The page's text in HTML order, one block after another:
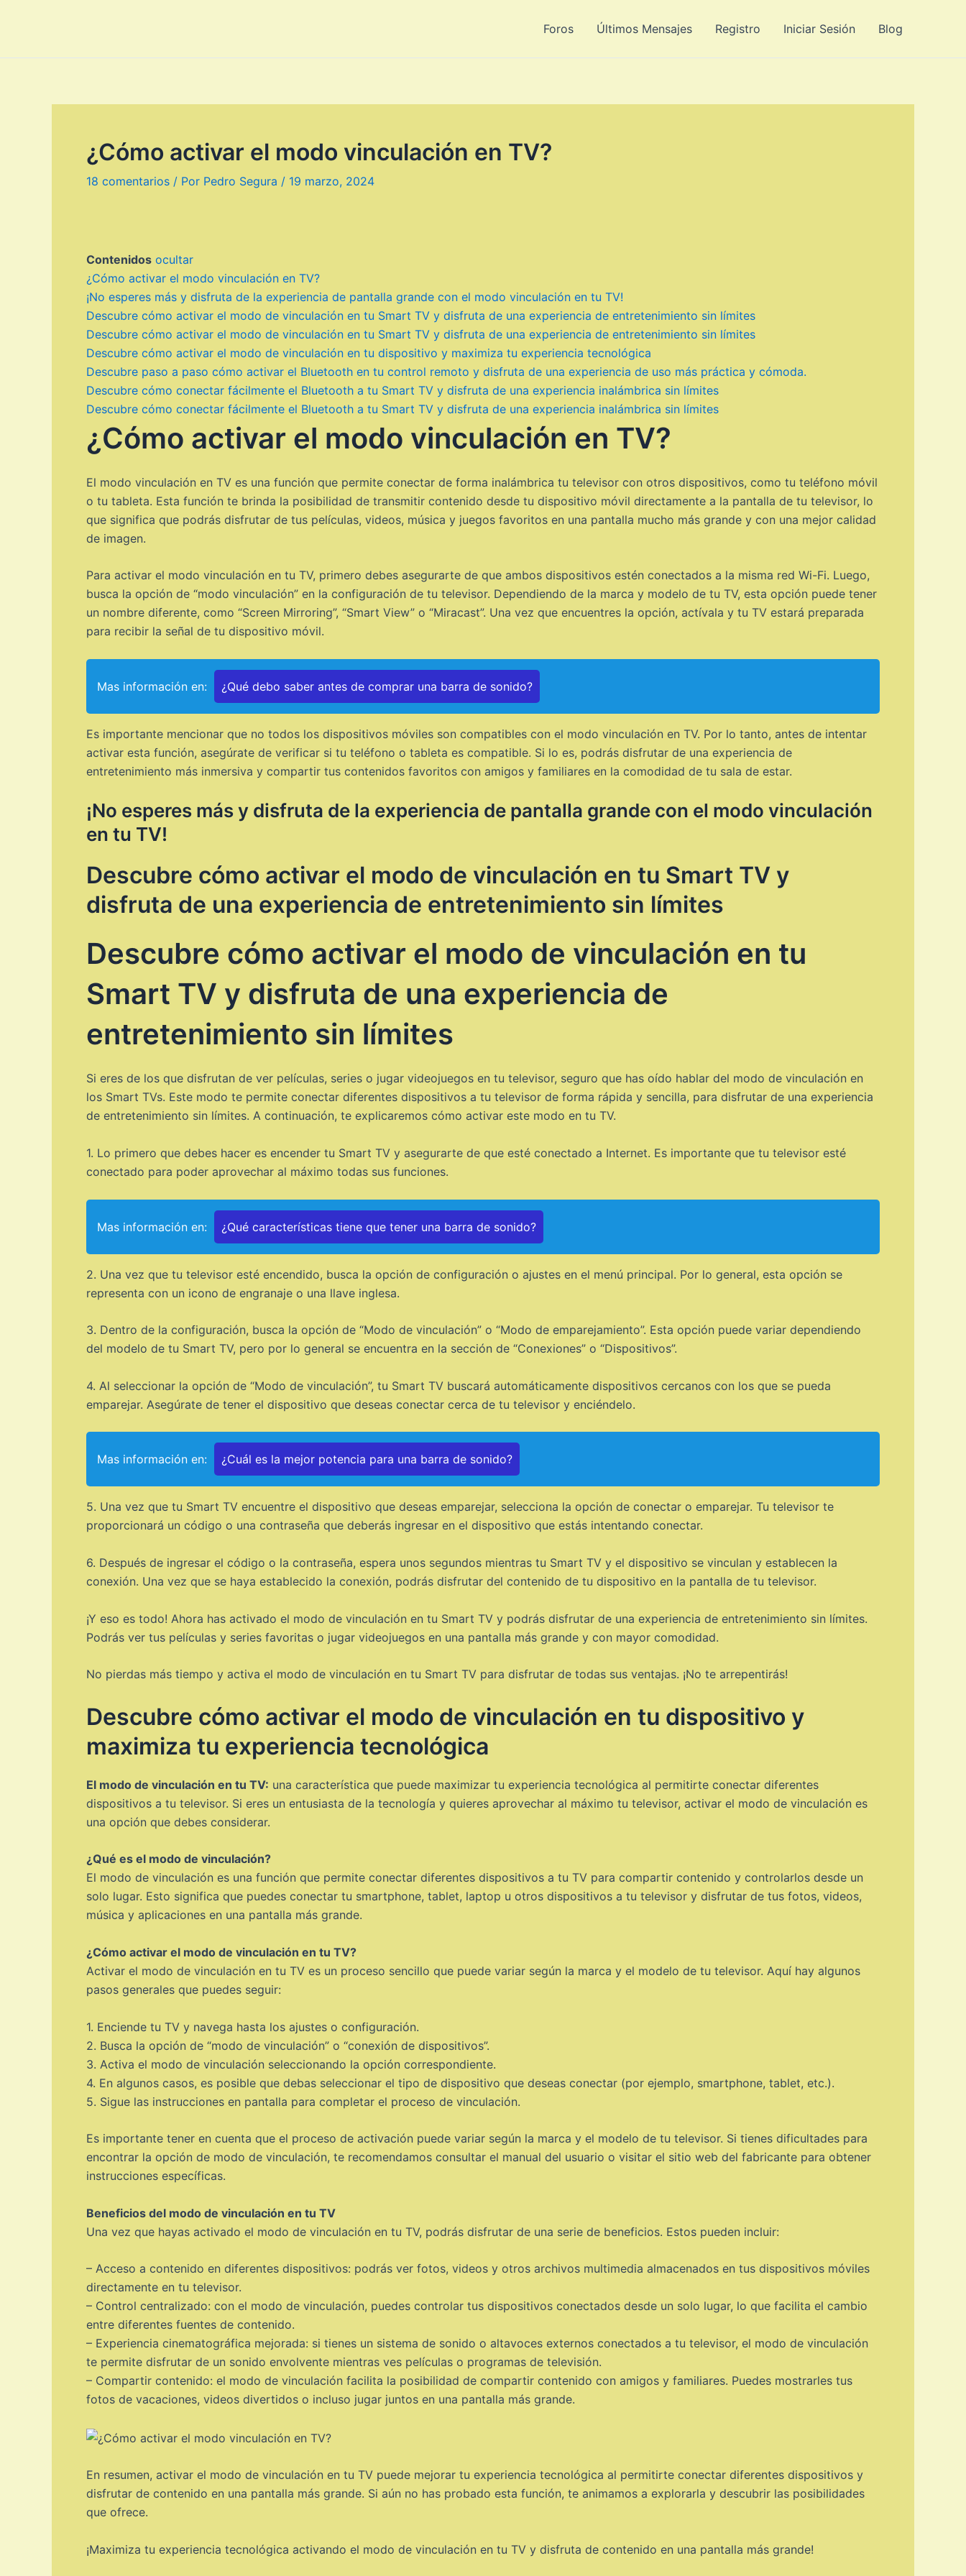
Foros Últimos Mensajes Registro Iniciar Sesión Blog
¿Cómo activar el modo vinculación en TV?
18 comentarios / Por Pedro Segura / 19 marzo, 2024
Contenidos ocultar
¿Cómo activar el modo vinculación en TV?
¡No esperes más y disfruta de la experiencia de pantalla grande con el modo vinculación en tu TV!
Descubre cómo activar el modo de vinculación en tu Smart TV y disfruta de una experiencia de entretenimiento sin límites
Descubre cómo activar el modo de vinculación en tu Smart TV y disfruta de una experiencia de entretenimiento sin límites
Descubre cómo activar el modo de vinculación en tu dispositivo y maximiza tu experiencia tecnológica
Descubre paso a paso cómo activar el Bluetooth en tu control remoto y disfruta de una experiencia de uso más práctica y cómoda.
Descubre cómo conectar fácilmente el Bluetooth a tu Smart TV y disfruta de una experiencia inalámbrica sin límites
Descubre cómo conectar fácilmente el Bluetooth a tu Smart TV y disfruta de una experiencia inalámbrica sin límites
¿Cómo activar el modo vinculación en TV?
El modo vinculación en TV es una función que permite conectar de forma inalámbrica tu televisor con otros dispositivos, como tu teléfono móvil
o tu tableta. Esta función te brinda la posibilidad de transmitir contenido desde tu dispositivo móvil directamente a la pantalla de tu televisor, lo
que significa que podrás disfrutar de tus películas, videos, música y juegos favoritos en una pantalla mucho más grande y con una mejor calidad
de imagen.
Para activar el modo vinculación en tu TV, primero debes asegurarte de que ambos dispositivos estén conectados a la misma red Wi-Fi. Luego,
busca la opción de “modo vinculación” en la configuración de tu televisor. Dependiendo de la marca y modelo de tu TV, esta opción puede tener
un nombre diferente, como “Screen Mirroring”, “Smart View” o “Miracast”. Una vez que encuentres la opción, actívala y tu TV estará preparada
para recibir la señal de tu dispositivo móvil.
Mas información en: ¿Qué debo saber antes de comprar una barra de sonido?
Es importante mencionar que no todos los dispositivos móviles son compatibles con el modo vinculación en TV. Por lo tanto, antes de intentar
activar esta función, asegúrate de verificar si tu teléfono o tableta es compatible. Si lo es, podrás disfrutar de una experiencia de
entretenimiento más inmersiva y compartir tus contenidos favoritos con amigos y familiares en la comodidad de tu sala de estar.
¡No esperes más y disfruta de la experiencia de pantalla grande con el modo vinculación
en tu TV!
Descubre cómo activar el modo de vinculación en tu Smart TV y
disfruta de una experiencia de entretenimiento sin límites
Descubre cómo activar el modo de vinculación en tu
Smart TV y disfruta de una experiencia de
entretenimiento sin límites
Si eres de los que disfrutan de ver películas, series o jugar videojuegos en tu televisor, seguro que has oído hablar del modo de vinculación en
los Smart TVs. Este modo te permite conectar diferentes dispositivos a tu televisor de forma rápida y sencilla, para disfrutar de una experiencia
de entretenimiento sin límites. A continuación, te explicaremos cómo activar este modo en tu TV.
1. Lo primero que debes hacer es encender tu Smart TV y asegurarte de que esté conectado a Internet. Es importante que tu televisor esté
conectado para poder aprovechar al máximo todas sus funciones.
Mas información en: ¿Qué características tiene que tener una barra de sonido?
2. Una vez que tu televisor esté encendido, busca la opción de configuración o ajustes en el menú principal. Por lo general, esta opción se
representa con un icono de engranaje o una llave inglesa.
3. Dentro de la configuración, busca la opción de “Modo de vinculación” o “Modo de emparejamiento”. Esta opción puede variar dependiendo
del modelo de tu Smart TV, pero por lo general se encuentra en la sección de “Conexiones” o “Dispositivos”.
4. Al seleccionar la opción de “Modo de vinculación”, tu Smart TV buscará automáticamente dispositivos cercanos con los que se pueda
emparejar. Asegúrate de tener el dispositivo que deseas conectar cerca de tu televisor y enciéndelo.
Mas información en: ¿Cuál es la mejor potencia para una barra de sonido?
5. Una vez que tu Smart TV encuentre el dispositivo que deseas emparejar, selecciona la opción de conectar o emparejar. Tu televisor te
proporcionará un código o una contraseña que deberás ingresar en el dispositivo que estás intentando conectar.
6. Después de ingresar el código o la contraseña, espera unos segundos mientras tu Smart TV y el dispositivo se vinculan y establecen la
conexión. Una vez que se haya establecido la conexión, podrás disfrutar del contenido de tu dispositivo en la pantalla de tu televisor.
¡Y eso es todo! Ahora has activado el modo de vinculación en tu Smart TV y podrás disfrutar de una experiencia de entretenimiento sin límites.
Podrás ver tus películas y series favoritas o jugar videojuegos en una pantalla más grande y con mayor comodidad.
No pierdas más tiempo y activa el modo de vinculación en tu Smart TV para disfrutar de todas sus ventajas. ¡No te arrepentirás!
Descubre cómo activar el modo de vinculación en tu dispositivo y
maximiza tu experiencia tecnológica
El modo de vinculación en tu TV: una característica que puede maximizar tu experiencia tecnológica al permitirte conectar diferentes
dispositivos a tu televisor. Si eres un entusiasta de la tecnología y quieres aprovechar al máximo tu televisor, activar el modo de vinculación es
una opción que debes considerar.
¿Qué es el modo de vinculación?
El modo de vinculación es una función que permite conectar diferentes dispositivos a tu TV para compartir contenido y controlarlos desde un
solo lugar. Esto significa que puedes conectar tu smartphone, tablet, laptop u otros dispositivos a tu televisor y disfrutar de tus fotos, videos,
música y aplicaciones en una pantalla más grande.
¿Cómo activar el modo de vinculación en tu TV?
Activar el modo de vinculación en tu TV es un proceso sencillo que puede variar según la marca y el modelo de tu televisor. Aquí hay algunos
pasos generales que puedes seguir:
1. Enciende tu TV y navega hasta los ajustes o configuración.
2. Busca la opción de “modo de vinculación” o “conexión de dispositivos”.
3. Activa el modo de vinculación seleccionando la opción correspondiente.
4. En algunos casos, es posible que debas seleccionar el tipo de dispositivo que deseas conectar (por ejemplo, smartphone, tablet, etc.).
5. Sigue las instrucciones en pantalla para completar el proceso de vinculación.
Es importante tener en cuenta que el proceso de activación puede variar según la marca y el modelo de tu televisor. Si tienes dificultades para
encontrar la opción de modo de vinculación, te recomendamos consultar el manual del usuario o visitar el sitio web del fabricante para obtener
instrucciones específicas.
Beneficios del modo de vinculación en tu TV
Una vez que hayas activado el modo de vinculación en tu TV, podrás disfrutar de una serie de beneficios. Estos pueden incluir:
– Acceso a contenido en diferentes dispositivos: podrás ver fotos, videos y otros archivos multimedia almacenados en tus dispositivos móviles
directamente en tu televisor.
– Control centralizado: con el modo de vinculación, puedes controlar tus dispositivos conectados desde un solo lugar, lo que facilita el cambio
entre diferentes fuentes de contenido.
– Experiencia cinematográfica mejorada: si tienes un sistema de sonido o altavoces externos conectados a tu televisor, el modo de vinculación
te permite disfrutar de un sonido envolvente mientras ves películas o programas de televisión.
– Compartir contenido: el modo de vinculación facilita la posibilidad de compartir contenido con amigos y familiares. Puedes mostrarles tus
fotos de vacaciones, videos divertidos o incluso jugar juntos en una pantalla más grande.
En resumen, activar el modo de vinculación en tu TV puede mejorar tu experiencia tecnológica al permitirte conectar diferentes dispositivos y
disfrutar de contenido en una pantalla más grande. Si aún no has probado esta función, te animamos a explorarla y descubrir las posibilidades
que ofrece.
¡Maximiza tu experiencia tecnológica activando el modo de vinculación en tu TV y disfruta de contenido en una pantalla más grande!